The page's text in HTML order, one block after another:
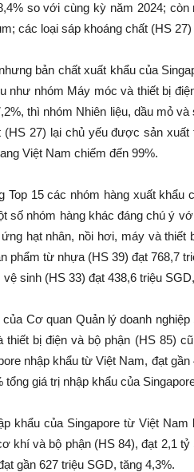
so với cùng kỳ năm 2024;
các loại sáp khoáng chất (HS
bản chất xuất khẩu của
như nhóm Máy móc và thiết bị
thì nhóm Nhiên liệu, dầu mỏ
(HS 27) lại chủ yếu được sản
Việt Nam chiếm đến 99%.
Top 15 các nhóm hàng xuất
số nhóm hàng khác đáng chú ý
hạt nhân, nồi hơi, máy và
phẩm từ nhựa (HS 39) đạt 768,7
sinh (HS 33) đạt 438,6 triệu
Cơ quan Quản lý doanh
bị điện và bộ phận (HS 85)
nhập khẩu từ Việt Nam, đạt
tổng giá trị nhập khẩu của
khẩu của Singapore từ Việt
khí và bộ phận (HS 84), đạt 2,1
gần 627 triệu SGD, tăng 4,3%.